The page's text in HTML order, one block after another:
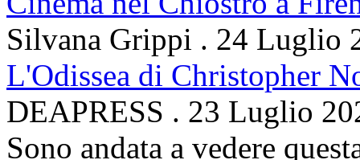
Silvana Grippi . 24 Luglio
L'Odissea di Christopher
DEAPRESS . 23 Luglio
Sono andata a vedere